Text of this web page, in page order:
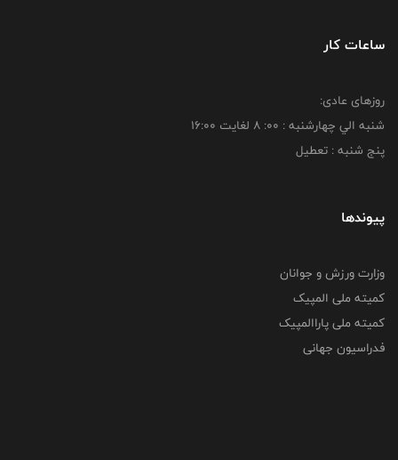
ساعات کار
روزهای عادی:
شنبه الي چهارشنبه : 00: 8 لغايت 16:00
پنج شنبه : تعطیل
پیوندها
وزارت ورزش و جوانان
کمیته ملی المپیک
کمیته ملی پاراالمپیک
فدراسیون جهانی